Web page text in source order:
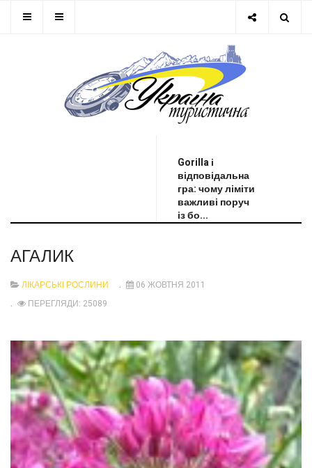
Gorilla і
відповідальна
гра: чому ліміти
важливі поруч
із бо...
АГАЛИК
ЛІКАРСЬКІ РОСЛИНИ
06 ЖОВТНЯ 2011
ПЕРЕГЛЯДИ: 25089